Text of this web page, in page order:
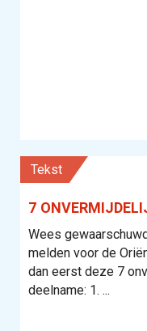
tekst
7
Wees
melden voor de
dan eerst deze 7
deelname: 1. ...